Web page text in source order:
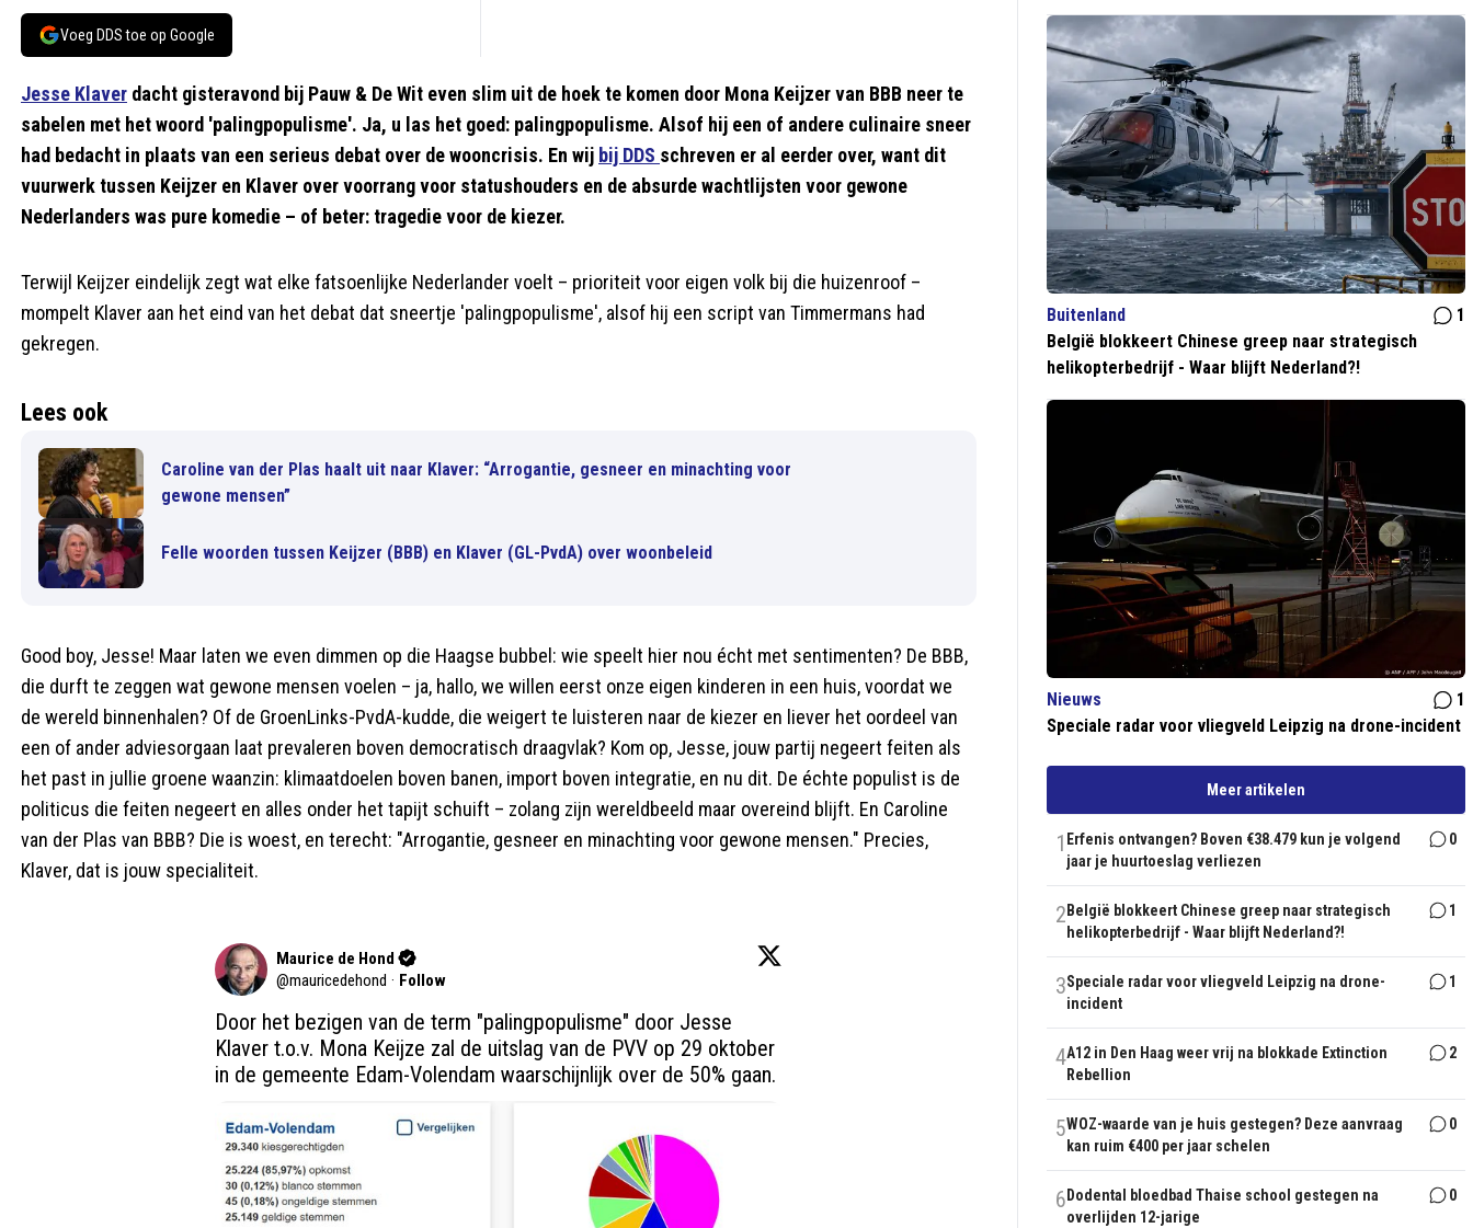
Voeg DDS toe op Google
Jesse Klaver dacht gisteravond bij Pauw & De Wit even slim uit de hoek te komen door Mona Keijzer van BBB neer te
sabelen met het woord 'palingpopulisme'. Ja, u las het goed: palingpopulisme. Alsof hij een of andere culinaire sneer
had bedacht in plaats van een serieus debat over de wooncrisis. En wij bij DDS schreven er al eerder over, want dit
vuurwerk tussen Keijzer en Klaver over voorrang voor statushouders en de absurde wachtlijsten voor gewone
Nederlanders was pure komedie – of beter: tragedie voor de kiezer.
Terwijl Keijzer eindelijk zegt wat elke fatsoenlijke Nederlander voelt – prioriteit voor eigen volk bij die huizenroof –
mompelt Klaver aan het eind van het debat dat sneertje 'palingpopulisme', alsof hij een script van Timmermans had
gekregen.
Lees ook
Caroline van der Plas haalt uit naar Klaver: “Arrogantie, gesneer en minachting voor
gewone mensen”
Felle woorden tussen Keijzer (BBB) en Klaver (GL-PvdA) over woonbeleid
Good boy, Jesse! Maar laten we even dimmen op die Haagse bubbel: wie speelt hier nou écht met sentimenten? De BBB,
die durft te zeggen wat gewone mensen voelen – ja, hallo, we willen eerst onze eigen kinderen in een huis, voordat we
de wereld binnenhalen? Of de GroenLinks-PvdA-kudde, die weigert te luisteren naar de kiezer en liever het oordeel van
een of ander adviesorgaan laat prevaleren boven democratisch draagvlak? Kom op, Jesse, jouw partij negeert feiten als
het past in jullie groene waanzin: klimaatdoelen boven banen, import boven integratie, en nu dit. De échte populist is de
politicus die feiten negeert en alles onder het tapijt schuift – zolang zijn wereldbeeld maar overeind blijft. En Caroline
van der Plas van BBB? Die is woest, en terecht: "Arrogantie, gesneer en minachting voor gewone mensen." Precies,
Klaver, dat is jouw specialiteit.
Maurice de Hond
@mauricedehond · Follow
Door het bezigen van de term "palingpopulisme" door Jesse
Klaver t.o.v. Mona Keijze zal de uitslag van de PVV op 29 oktober
in de gemeente Edam-Volendam waarschijnlijk over de 50% gaan.
Buitenland
1
België blokkeert Chinese greep naar strategisch
helikopterbedrijf - Waar blijft Nederland?!
Nieuws
1
Speciale radar voor vliegveld Leipzig na drone-incident
Meer artikelen
1 Erfenis ontvangen? Boven €38.479 kun je volgend
jaar je huurtoeslag verliezen
0
2 België blokkeert Chinese greep naar strategisch
helikopterbedrijf - Waar blijft Nederland?!
1
3Speciale radar voor vliegveld Leipzig na drone-
incident
1
4A12 in Den Haag weer vrij na blokkade Extinction
Rebellion
2
5WOZ-waarde van je huis gestegen? Deze aanvraag
kan ruim €400 per jaar schelen
0
6 Dodental bloedbad Thaise school gestegen na
overlijden 12-jarige
0